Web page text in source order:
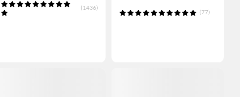
(1436)
(77)